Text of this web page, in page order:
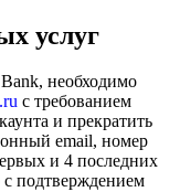
услуг
необходимо
с требованием
и прекратить
email, номер
и 4 последних
подтверждением